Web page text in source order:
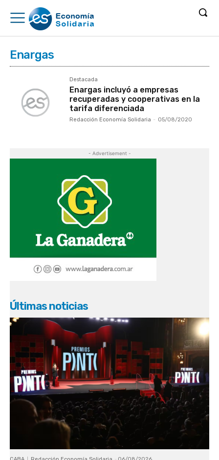
Enargas
Destacada
Enargas incluyó a empresas
recuperadas y cooperativas en la
tarifa diferenciada
Redacción Economía Solidaria - 05/08/2020
- Advertisement -
Últimas noticias